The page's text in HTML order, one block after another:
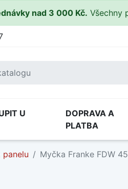
nad 3 000 Kč. Všechny
U
DOPRAVA A
PLATBA
panelu Myčka Franke FDW